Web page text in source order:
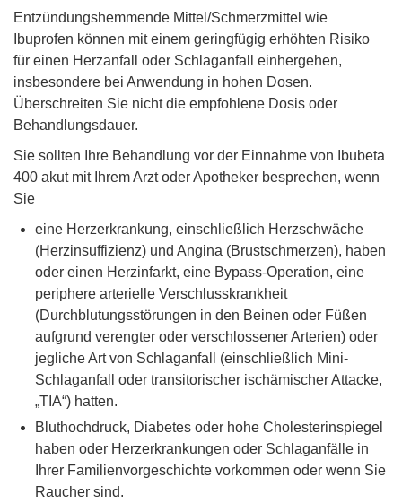
Entzündungshemmende Mittel/Schmerzmittel wie
Ibuprofen können mit einem geringfügig erhöhten Risiko
für einen Herzanfall oder Schlaganfall einhergehen,
insbesondere bei Anwendung in hohen Dosen.
Überschreiten Sie nicht die empfohlene Dosis oder
Behandlungsdauer.
Sie sollten Ihre Behandlung vor der Einnahme von Ibubeta
400 akut mit Ihrem Arzt oder Apotheker besprechen, wenn
Sie
eine Herzerkrankung, einschließlich Herzschwäche
(Herzinsuffizienz) und Angina (Brustschmerzen), haben
oder einen Herzinfarkt, eine Bypass-Operation, eine
periphere arterielle Verschlusskrankheit
(Durchblutungsstörungen in den Beinen oder Füßen
aufgrund verengter oder verschlossener Arterien) oder
jegliche Art von Schlaganfall (einschließlich Mini-
Schlaganfall oder transitorischer ischämischer Attacke,
„TIA“) hatten.
Bluthochdruck, Diabetes oder hohe Cholesterinspiegel
haben oder Herzerkrankungen oder Schlaganfälle in
Ihrer Familienvorgeschichte vorkommen oder wenn Sie
Raucher sind.